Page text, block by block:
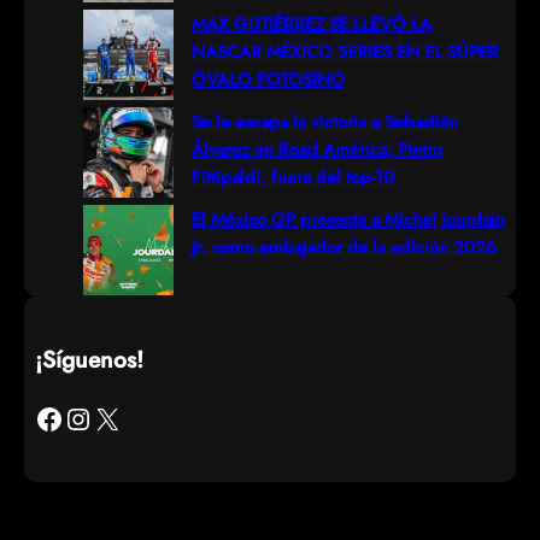
MAX GUTIÉRREZ SE LLEVÓ LA
NASCAR MÉXICO SERIES EN EL SÚPER
ÓVALO POTOSINO
Se le escapa la victoria a Sebastián
Álvarez en Road América; Pietro
Fittipaldi, fuera del top-10
El México GP presenta a Michel Jourdain
Jr. como embajador de la edición 2026
¡Síguenos!
Facebook Instagram X